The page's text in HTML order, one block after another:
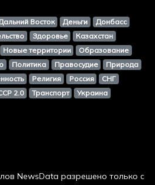
Восток Деньги
Донбасс
Здоровье
Казахстан
Новые территории
Образование
Политика Правосудие
Природа
Религия Россия
СНГ
2.0 Транспорт
Украина
NewsData разрешено только с